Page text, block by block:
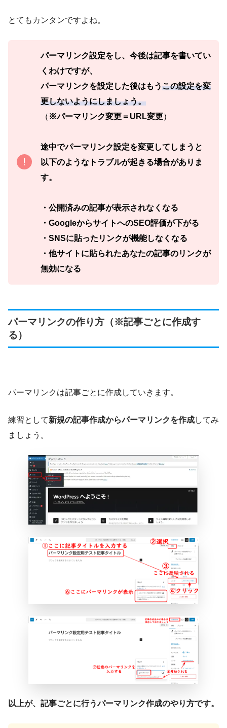
とてもカンタンですよね。
パーマリンク設定をし、今後は記事を書いてい
くわけですが、
パーマリンクを設定した後はもうこの設定を変
更しないようにしましょう。
（ ※パーマリンク変更＝URL変更）
途中でパーマリンク設定を変更してしまうと
以下のようなトラブルが起きる場合がありま
す。
・公開済みの記事が表示されなくなる
・GoogleからサイトへのSEO評価が下がる
・SNSに貼ったリンクが機能しなくなる
・他サイトに貼られたあなたの記事のリンクが
無効になる
パーマリンクの作り方（※記事ごとに作成す
る）
パーマリンクは記事ごとに作成していきます。
練習として新規の記事作成からパーマリンクを作成してみ
ましょう。
以上が、記事ごとに行うパーマリンク作成のやり方です。